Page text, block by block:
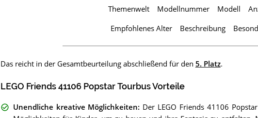
Themenwelt Modellnummer Modell
Empfohlenes Alter
Beschreibung
Das reicht in der Gesamtbeurteilung abschließend für den 5. Platz.
LEGO Friends 41106 Popstar Tourbus Vorteile
Unendliche kreative Möglichkeiten: Der LEGO Friends 41106